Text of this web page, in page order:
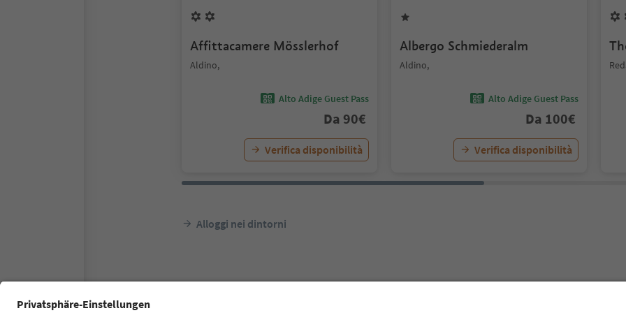
Affittacamere Mösslerhof
Aldino,
Alto Adige Guest Pass
Da 90€
Verifica disponibilità
Albergo Schmiederalm
Aldino,
Alto Adige Guest Pass
Da 100€
Verifica disponibilità
Alloggi nei dintorni